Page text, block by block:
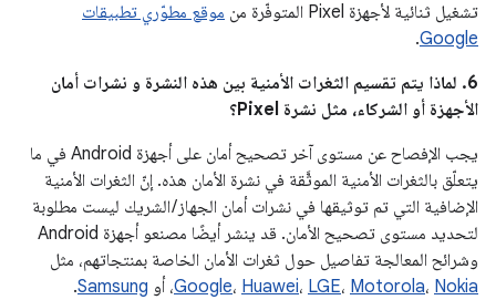
تشغيل ثنائية لأجهزة Pixel المتوفّرة من
موقع مطوّري تطبيقات
Google
.
6. لماذا يتم تقسيم الثغرات الأمنية بين هذه النشرة و نشرات أمان
الأجهزة أو الشركاء، مثل نشرة Pixel؟
يجب الإفصاح عن مستوى آخر تصحيح أمان على أجهزة Android في ما
يتعلّق بالثغرات الأمنية الموثَّقة في نشرة الأمان هذه. إنّ الثغرات الأمنية
الإضافية التي تم توثيقها في نشرات أمان الجهاز / الشريك ليست مطلوبة
لتحديد مستوى تصحيح الأمان. قد ينشر أيضًا مصنعو أجهزة Android
وشرائح المعالجة تفاصيل حول ثغرات الأمان الخاصة بمنتجاتهم، مثل
Google، Huawei، LGE، Motorola، Nokia ، أو Samsung
.